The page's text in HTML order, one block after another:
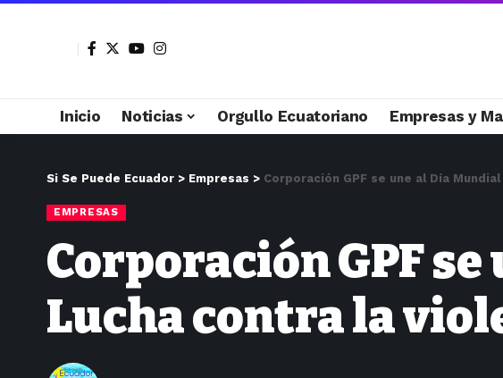
Inicio Noticias Orgullo Ecuatoriano Empresas y
Si Se Puede Ecuador > Empresas > Corporación GPF se une al Día
EMPRESAS
Corporación GPF
Lucha contra la